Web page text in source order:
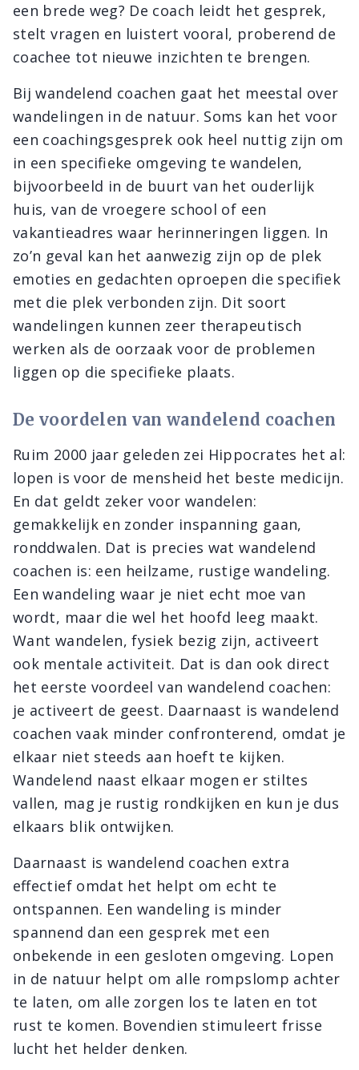
een brede weg? De coach leidt het gesprek,
stelt vragen en luistert vooral, proberend de
coachee tot nieuwe inzichten te brengen.
Bij wandelend coachen gaat het meestal over
wandelingen in de natuur. Soms kan het voor
een coachingsgesprek ook heel nuttig zijn om
in een specifieke omgeving te wandelen,
bijvoorbeeld in de buurt van het ouderlijk
huis, van de vroegere school of een
vakantieadres waar herinneringen liggen. In
zo’n geval kan het aanwezig zijn op de plek
emoties en gedachten oproepen die specifiek
met die plek verbonden zijn. Dit soort
wandelingen kunnen zeer therapeutisch
werken als de oorzaak voor de problemen
liggen op die specifieke plaats.
De voordelen van wandelend coachen
Ruim 2000 jaar geleden zei Hippocrates het al:
lopen is voor de mensheid het beste medicijn.
En dat geldt zeker voor wandelen:
gemakkelijk en zonder inspanning gaan,
ronddwalen. Dat is precies wat wandelend
coachen is: een heilzame, rustige wandeling.
Een wandeling waar je niet echt moe van
wordt, maar die wel het hoofd leeg maakt.
Want wandelen, fysiek bezig zijn, activeert
ook mentale activiteit. Dat is dan ook direct
het eerste voordeel van wandelend coachen:
je activeert de geest. Daarnaast is wandelend
coachen vaak minder confronterend, omdat je
elkaar niet steeds aan hoeft te kijken.
Wandelend naast elkaar mogen er stiltes
vallen, mag je rustig rondkijken en kun je dus
elkaars blik ontwijken.
Daarnaast is wandelend coachen extra
effectief omdat het helpt om echt te
ontspannen. Een wandeling is minder
spannend dan een gesprek met een
onbekende in een gesloten omgeving. Lopen
in de natuur helpt om alle rompslomp achter
te laten, om alle zorgen los te laten en tot
rust te komen. Bovendien stimuleert frisse
lucht het helder denken.